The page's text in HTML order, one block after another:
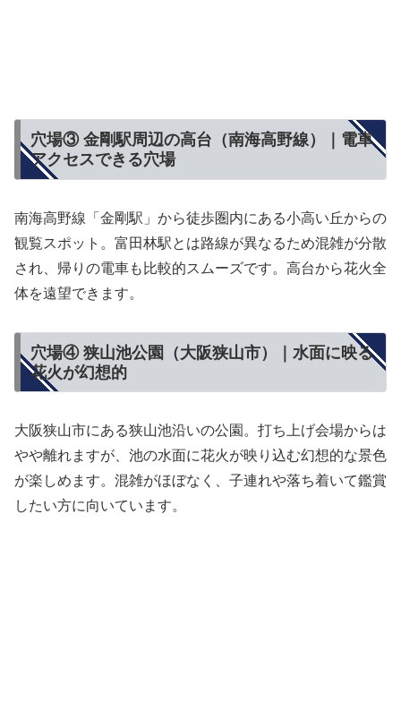
穴場③ 金剛駅周辺の高台（南海高野線）｜電車
アクセスできる穴場
南海高野線「金剛駅」から徒歩圏内にある小高い丘からの
観覧スポット。富田林駅とは路線が異なるため混雑が分散
され、帰りの電車も比較的スムーズです。高台から花火全
体を遠望できます。
穴場④ 狭山池公園（大阪狭山市）｜水面に映る
花火が幻想的
大阪狭山市にある狭山池沿いの公園。打ち上げ会場からは
やや離れますが、池の水面に花火が映り込む幻想的な景色
が楽しめます。混雑がほぼなく、子連れや落ち着いて鑑賞
したい方に向いています。